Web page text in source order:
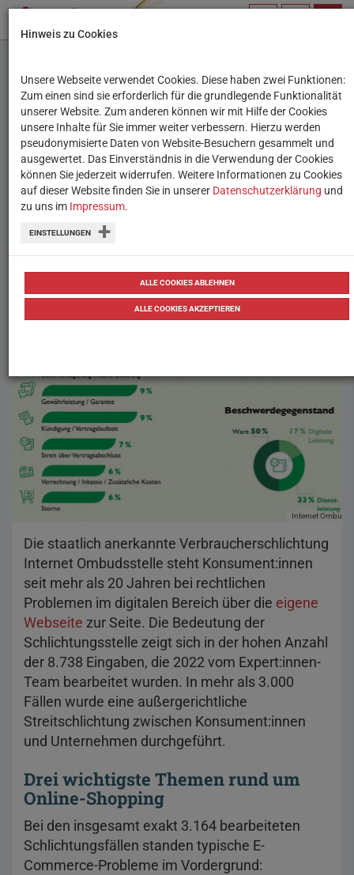
Immer häufiger
Probleme beim Online-
Shopping
Streitigkeiten um Widerrufsrecht,
ausbleibende Lieferungen und
Gewährleistung die wichtigsten Themen
13.04.2023
Internet
Die staatlich anerkannte Verbraucherschlichtung
Internet Ombudsstelle steht Konsument:innen
seit mehr als 20 Jahren bei rechtlichen
Problemen im digitalen Bereich über die eigene
Webseite zur Seite. Die Bedeutung der
Schlichtungsstelle zeigt sich in der hohen Anzahl
der 8.738 Eingaben, die 2022 vom Expert:innen-
Team bearbeitet wurden. In mehr als 3.000
Fällen wurde eine außergerichtliche
Streitschlichtung zwischen Konsument:innen
und Unternehmen durchgeführt.
Drei wichtigste Themen rund um
Online-Shopping
Bei den insgesamt exakt 3.164 bearbeiteten
Schlichtungsfällen standen typische E-
Commerce-Probleme im Vordergrund:
Hinweis zu Cookies
Unsere Webseite verwendet Cookies. Diese haben zwei Funktionen:
Zum einen sind sie erforderlich für die grundlegende Funktionalität
unserer Website. Zum anderen können wir mit Hilfe der Cookies
unsere Inhalte für Sie immer weiter verbessern. Hierzu werden
pseudonymisierte Daten von Website-Besuchern gesammelt und
ausgewertet. Das Einverständnis in die Verwendung der Cookies
können Sie jederzeit widerrufen. Weitere Informationen zu Cookies
auf dieser Website finden Sie in unserer Datenschutzerklärung und
zu uns im Impressum.
EINSTELLUNGEN
ALLE COOKIES ABLEHNEN
ALLE COOKIES AKZEPTIEREN